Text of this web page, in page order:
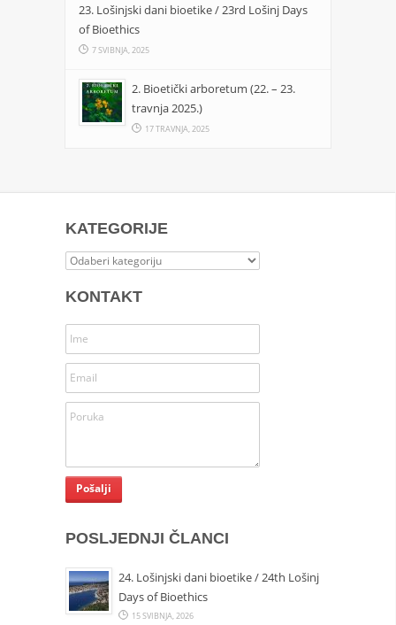
23. Lošinjski dani bioetike / 23rd Lošinj Days
of Bioethics
7 SVIBNJA, 2025
2. Bioetički arboretum (22. – 23.
travnja 2025.)
17 TRAVNJA, 2025
KATEGORIJE
Kategorije
KONTAKT
POSLJEDNJI ČLANCI
24. Lošinjski dani bioetike / 24th Lošinj
Days of Bioethics
15 SVIBNJA, 2026